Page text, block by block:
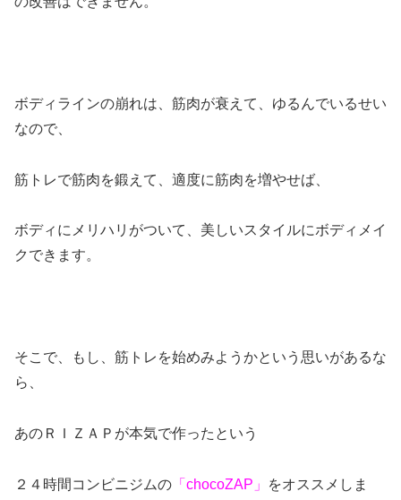
ボディラインの崩れは、筋肉が衰えて、ゆるんでいるせい
なので、
筋トレで筋肉を鍛えて、適度に筋肉を増やせば、
ボディにメリハリがついて、美しいスタイルにボディメイ
クできます。
そこで、もし、筋トレを始めみようかという思いがあるな
ら、
あのＲＩＺＡＰが本気で作ったという
２４時間コンビニジムの 「chocoZAP」
をオススメしま